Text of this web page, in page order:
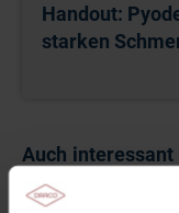
Handout:
starken
Auch interessant
Das